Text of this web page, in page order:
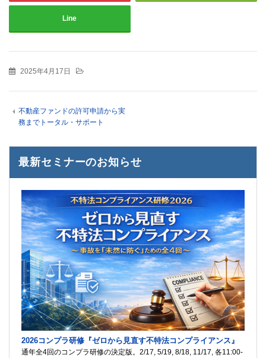
Line
2025年4月17日
不動産ファンドの許可申請から実
務までトータル・サポート
最新セミナーのお知らせ
2026コンプラ研修『ゼロから見直す不特法コンプライアンス』
通年全4回のコンプラ研修の決定版。2/17, 5/19, 8/18, 11/17, 各11:00-